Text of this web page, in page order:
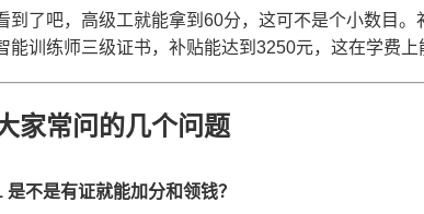
到了吧，高级工就能拿到60分，这可不是个小数目
能训练师三级证书，补贴能达到3250元，这在学费上
家常问的几个问题
是不是有证就能加分和领钱？